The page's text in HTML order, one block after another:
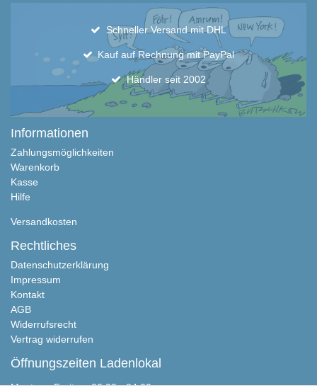
Schneller Versand mit DHL
Kauf auf Rechnung mit PayPal
Händler seit 2002
Informationen
Zahlungsmöglichkeiten
Warenkorb
Kasse
Hilfe
Versandkosten
Rechtliches
Datenschutzerklärung
Impressum
Kontakt
AGB
Widerrufsrecht
Vertrag widerrufen
Öffnungszeiten Ladenlokal